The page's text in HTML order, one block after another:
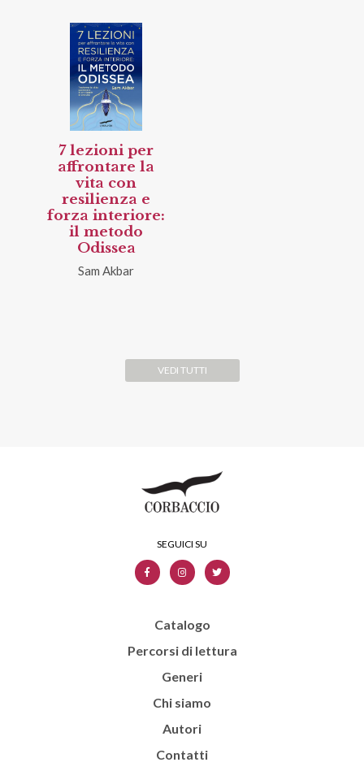
7 lezioni per
affrontare la
vita con
resilienza e
forza interiore:
il metodo
Odissea
Sam Akbar
VEDI TUTTI
Catalogo
Percorsi di lettura
Generi
Chi siamo
Autori
Contatti